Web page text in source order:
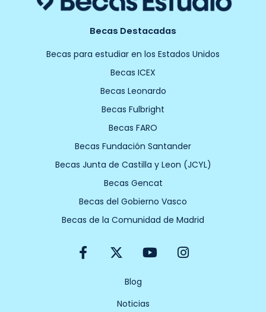
Becas Destacadas
Becas para estudiar en los Estados Unidos
Becas ICEX
Becas Leonardo
Becas Fulbright
Becas FARO
Becas Fundación Santander
Becas Junta de Castilla y Leon (JCYL)
Becas Gencat
Becas del Gobierno Vasco
Becas de la Comunidad de Madrid
F
a
X
-
w
i
Y
o
u
I
n
Blog
Noticias